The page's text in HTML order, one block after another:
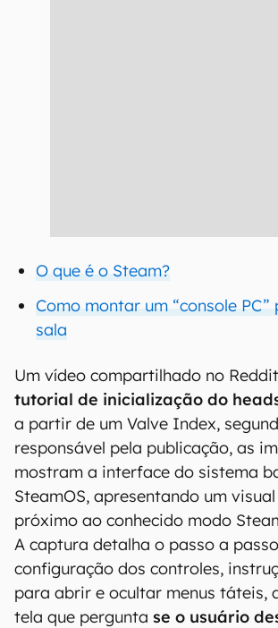
O que é o Steam?
Como montar um “console
sala
Um vídeo compartilhado no
tutorial de inicialização do
a partir de um Valve Index,
responsável pela publicação, as
mostram a interface do sistema
SteamOS, apresentando um
próximo ao conhecido modo
A captura detalha o passo a
configuração dos controles,
para abrir e ocultar menus táteis,
tela que pergunta se o usuário